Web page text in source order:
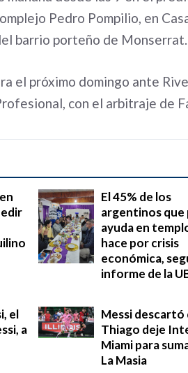
Pedro Pompilio, en
barrio porteño de Monserrat.
el próximo domingo ante
con el arbitraje de
El 45% de los
argentinos que
ayuda en
hace por crisis
económica,
informe de la
el
a
Messi descartó
Thiago deje
Miami para
La Masia